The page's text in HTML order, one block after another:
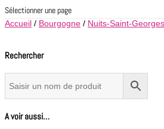
Sélectionner une page
Accueil / Bourgogne / Nuits-Saint-Georges
Rechercher
A voir aussi…